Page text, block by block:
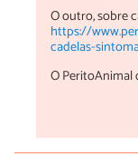
O outro, sobre
https://
cadelas-
O PeritoAnimal